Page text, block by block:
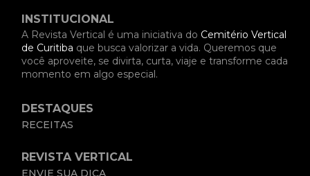
INSTITUCIONAL
A Revista Vertical é uma iniciativa do Cemitério Vertical
de Curitiba que busca valorizar a vida. Queremos que
você aproveite, se divirta, curta, viaje e transforme cada
momento em algo especial.
DESTAQUES
RECEITAS
REVISTA VERTICAL
ENVIE SUA DICA